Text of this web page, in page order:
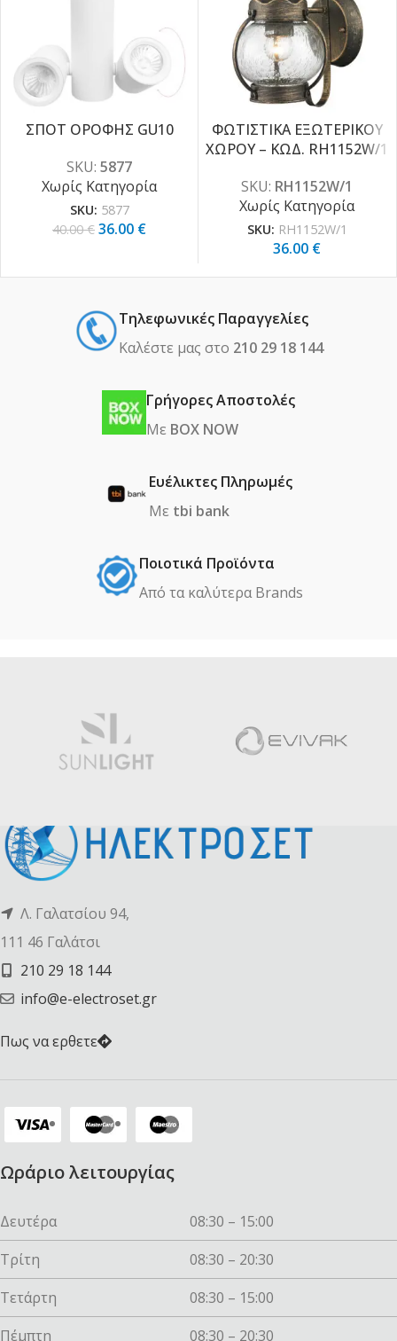
ΣΠΟΤ ΟΡΟΦΗΣ GU10
SKU: 5877
Χωρίς Κατηγορία
SKU: 5877
40.00€ 36.00 €
ΦΩΤΙΣΤΙΚΑ ΕΞΩΤΕΡΙΚΟΥ
ΧΩΡΟΥ – ΚΩΔ. RH1152W/1
SKU: RH1152W/1
Χωρίς Κατηγορία
SKU: RH1152W/1
36.00 €
Τηλεφωνικές Παραγγελίες
Καλέστε μας στο 210 29 18 144
Γρήγορες Αποστολές
Με BOX NOW
Ευέλικτες Πληρωμές
Με tbi bank
Ποιοτικά Προϊόντα
Από τα καλύτερα Βrands
Λ. Γαλατσίου 94,
111 46 Γαλάτσι
210 29 18 144
info@e-electroset.gr
Πως να ερθετε
Ωράριο λειτουργίας
Δευτέρα
08:30 – 15:00
Τρίτη
08:30 – 20:30
Τετάρτη
08:30 – 15:00
Πέμπτη
08:30 – 20:30